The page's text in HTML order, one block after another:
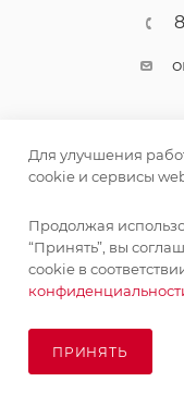
Для улучшения
cookie и сервисы
Продолжая
“Принять”, вы
cookie в
ПРИНЯТЬ